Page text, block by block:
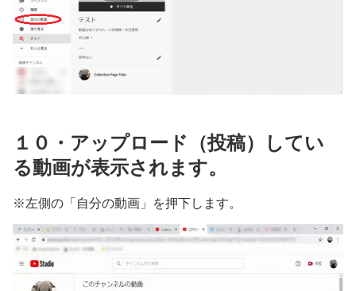
１０・アップロード（投稿）してい
る動画が表示されます。
※左側の「自分の動画」を押下します。